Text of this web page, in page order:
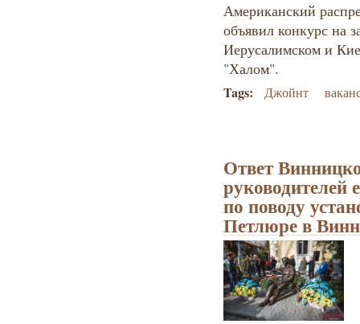
Американский
объявил конкурс на
Иерусалимском и
"Халом".
Tags: Джойнт
Ответ
руководителей
по поводу
Петлюре в